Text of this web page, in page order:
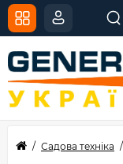
Садова техніка